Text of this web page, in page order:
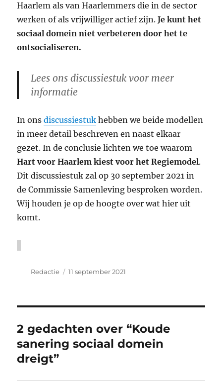
Haarlem als van Haarlemmers die in de sector
werken of als vrijwilliger actief zijn.Je kunt het
sociaal domein niet verbeteren door het te
ontsocialiseren.
Lees ons discussiestuk voor meer
informatie
In onsdiscussiestuk hebben we beide modellen
in meer detail beschreven en naast elkaar
gezet. In de conclusie lichten we toe waarom
Hart voor Haarlem kiest voor het Regiemodel.
Dit discussiestuk zal op 30 september 2021 in
de Commissie Samenleving besproken worden.
Wij houden je op de hoogte over wat hier uit
komt.
Auteur
Redactie
Geplaatst
11 september 2021
2 gedachten over “Koude
sanering sociaal domein
dreigt”